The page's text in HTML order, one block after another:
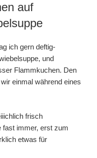
auf
ich gern deftig-
und
Flammkuchen. Den
einmal während eines
frisch
fast immer, erst zum
etwas für